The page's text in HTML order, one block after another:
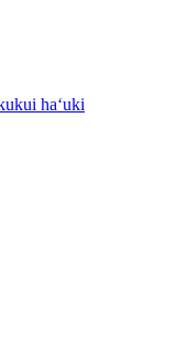
haʻuki